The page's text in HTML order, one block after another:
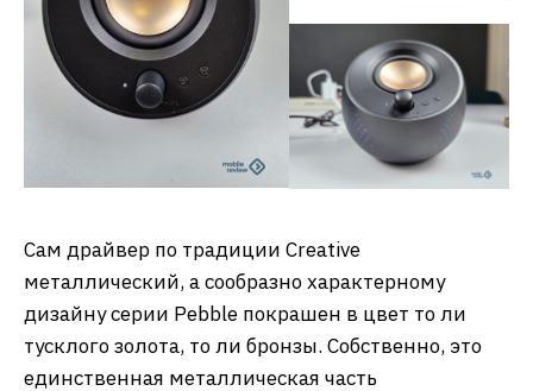
Сам драйвер по традиции Creative
металлический, а сообразно характерному
дизайну серии Pebble покрашен в цвет то ли
тусклого золота, то ли бронзы. Собственно, это
единственная металлическая часть